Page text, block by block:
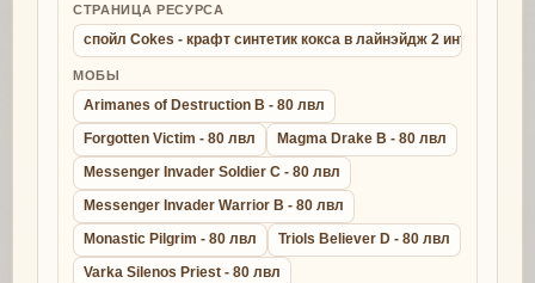
СТРАНИЦА РЕСУРСА
спойл Cokes - крафт синтетик кокса в лайнэйдж 2 интерлюд
МОБЫ
Arimanes of Destruction B - 80 лвл
Forgotten Victim - 80 лвл
Magma Drake B - 80 лвл
Messenger Invader Soldier C - 80 лвл
Messenger Invader Warrior B - 80 лвл
Monastic Pilgrim - 80 лвл
Triols Believer D - 80 лвл
Varka Silenos Priest - 80 лвл